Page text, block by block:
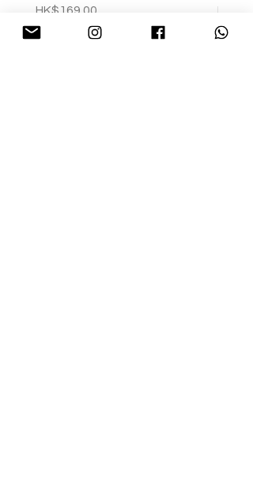
Price
HK$169.00
Price